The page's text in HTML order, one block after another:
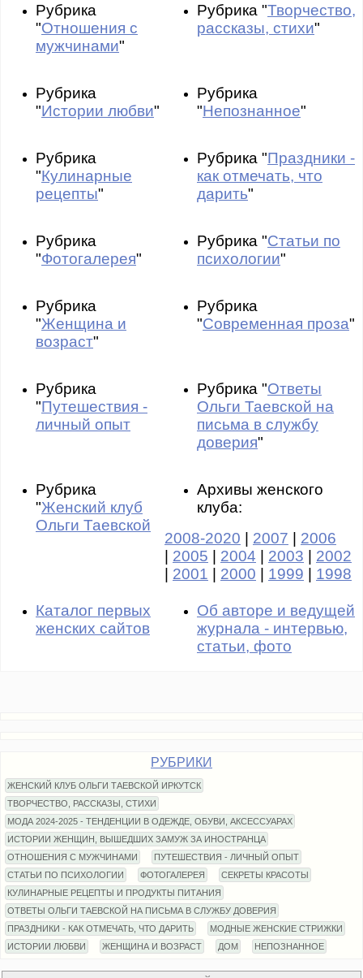
Рубрика
"Отношения с
мужчинами"
Рубрика "Творчество,
рассказы, стихи"
Рубрика
"Истории любви"
Рубрика
"Непознанное"
Рубрика
"Кулинарные
рецепты"
Рубрика "Праздники -
как отмечать, что
дарить"
Рубрика
"Фотогалерея"
Рубрика "Статьи по
психологии"
Рубрика
"Женщина и
возраст"
Рубрика
"Современная проза"
Рубрика
"Путешествия -
личный опыт
Рубрика "Ответы
Ольги Таевской на
письма в службу
доверия"
Рубрика
"Женский клуб
Ольги Таевской
Архивы женского
клуба:
2008-2020 | 2007 | 2006
| 2005 | 2004 | 2003 | 2002
| 2001 | 2000 | 1999 | 1998
Каталог первых
женских сайтов
Об авторе и ведущей
журнала - интервью,
статьи, фото
РУБРИКИ
ЖЕНСКИЙ КЛУБ ОЛЬГИ ТАЕВСКОЙ ИРКУТСК
ТВОРЧЕСТВО, РАССКАЗЫ, СТИХИ
МОДА 2024-2025 - ТЕНДЕНЦИИ В ОДЕЖДЕ, ОБУВИ, АКСЕССУАРАХ
ИСТОРИИ ЖЕНЩИН, ВЫШЕДШИХ ЗАМУЖ ЗА ИНОСТРАНЦА
ОТНОШЕНИЯ С МУЖЧИНАМИ
ПУТЕШЕСТВИЯ - ЛИЧНЫЙ ОПЫТ
СТАТЬИ ПО ПСИХОЛОГИИ
ФОТОГАЛЕРЕЯ
СЕКРЕТЫ КРАСОТЫ
КУЛИНАРНЫЕ РЕЦЕПТЫ И ПРОДУКТЫ ПИТАНИЯ
ОТВЕТЫ ОЛЬГИ ТАЕВСКОЙ НА ПИСЬМА В СЛУЖБУ ДОВЕРИЯ
ПРАЗДНИКИ - КАК ОТМЕЧАТЬ, ЧТО ДАРИТЬ
МОДНЫЕ ЖЕНСКИЕ СТРИЖКИ
ИСТОРИИ ЛЮБВИ
ЖЕНЩИНА И ВОЗРАСТ ДОМ НЕПОЗНАННОЕ